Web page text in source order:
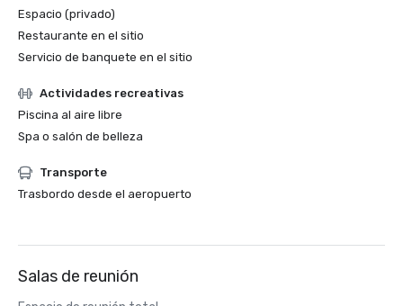
Espacio (privado)
Restaurante en el sitio
Servicio de banquete en el sitio
Actividades recreativas
Piscina al aire libre
Spa o salón de belleza
Transporte
Trasbordo desde el aeropuerto
Salas de reunión